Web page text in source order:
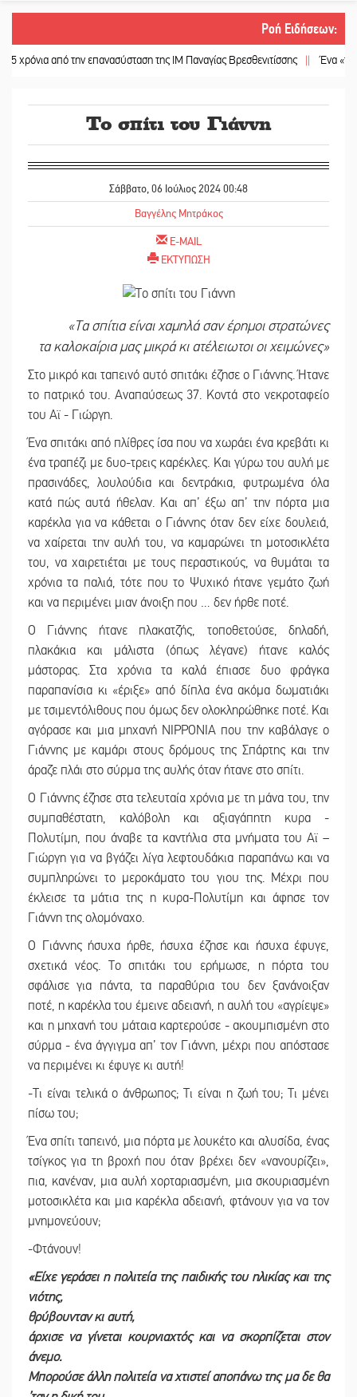
Ροή Ειδήσεων:
από την επανασύσταση της ΙΜ Παναγίας Βρεσθενιτίσσης || Ένα «ταξίδι»
Το σπίτι του Γιάννη
Σάββατο, 06 Ιούλιος 2024 00:48
Βαγγέλης Μητράκος
E-MAIL
ΕΚΤΥΠΩΣΗ
«Τα σπίτια είναι χαμηλά σαν έρημοι στρατώνες
τα καλοκαίρια μας μικρά κι ατέλειωτοι οι χειμώνες»
Στο μικρό και ταπεινό αυτό σπιτάκι έζησε ο Γιάννης. Ήτανε
το πατρικό του. Αναπαύσεως 37. Κοντά στο νεκροταφείο
του Αϊ - Γιώργη.
Ένα σπιτάκι από πλίθρες ίσα που να χωράει ένα κρεβάτι κι
ένα τραπέζι με δυο-τρεις καρέκλες. Και γύρω του αυλή με
πρασινάδες, λουλούδια και δεντράκια, φυτρωμένα όλα
κατά πώς αυτά ήθελαν. Και απ’ έξω απ’ την πόρτα μια
καρέκλα για να κάθεται ο Γιάννης όταν δεν είχε δουλειά,
να χαίρεται την αυλή του, να καμαρώνει τη μοτοσικλέτα
του, να χαιρετιέται με τους περαστικούς, να θυμάται τα
χρόνια τα παλιά, τότε που το Ψυχικό ήτανε γεμάτο ζωή
και να περιμένει μιαν άνοιξη που … δεν ήρθε ποτέ.
Ο Γιάννης ήτανε πλακατζής, τοποθετούσε, δηλαδή,
πλακάκια και μάλιστα (όπως λέγανε) ήτανε καλός
μάστορας. Στα χρόνια τα καλά έπιασε δυο φράγκα
παραπανίσια κι «έριξε» από δίπλα ένα ακόμα δωματιάκι
με τσιμεντόλιθους που όμως δεν ολοκληρώθηκε ποτέ. Και
αγόρασε και μια μηχανή NIPPONIA που την καβάλαγε ο
Γιάννης με καμάρι στους δρόμους της Σπάρτης και την
άραζε πλάι στο σύρμα της αυλής όταν ήτανε στο σπίτι.
Ο Γιάννης έζησε στα τελευταία χρόνια με τη μάνα του, την
συμπαθέστατη, καλόβολη και αξιαγάπητη κυρα -
Πολυτίμη, που άναβε τα καντήλια στα μνήματα του Αϊ –
Γιώργη για να βγάζει λίγα λεφτουδάκια παραπάνω και να
συμπληρώνει το μεροκάματο του γιου της. Μέχρι που
έκλεισε τα μάτια της η κυρα-Πολυτίμη και άφησε τον
Γιάννη της ολομόναχο.
Ο Γιάννης ήσυχα ήρθε, ήσυχα έζησε και ήσυχα έφυγε,
σχετικά νέος. Το σπιτάκι του ερήμωσε, η πόρτα του
σφάλισε για πάντα, τα παραθύρια του δεν ξανάνοιξαν
ποτέ, η καρέκλα του έμεινε αδειανή, η αυλή του «αγρίεψε»
και η μηχανή του μάταια καρτερούσε - ακουμπισμένη στο
σύρμα - ένα άγγιγμα απ’ τον Γιάννη, μέχρι που απόστασε
να περιμένει κι έφυγε κι αυτή!
-Τι είναι τελικά ο άνθρωπος; Τι είναι η ζωή του; Τι μένει
πίσω του;
Ένα σπίτι ταπεινό, μια πόρτα με λουκέτο και αλυσίδα, ένας
τσίγκος για τη βροχή που όταν βρέχει δεν «νανουρίζει»,
πια, κανέναν, μια αυλή χορταριασμένη, μια σκουριασμένη
μοτοσικλέτα και μια καρέκλα αδειανή, φτάνουν για να τον
μνημονεύουν;
-Φτάνουν!
«Είχε γεράσει η πολιτεία της παιδικής του ηλικίας και της
νιότης,
θρύβουνταν κι αυτή,
άρχισε να γίνεται κουρνιαχτός και να σκορπίζεται στον
άνεμο.
Μπορούσε άλλη πολιτεία να χτιστεί αποπάνω της μα δε θα